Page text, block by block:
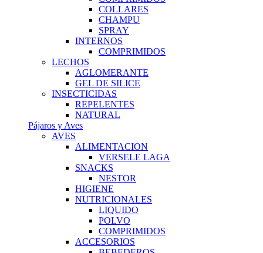
COLLARES
CHAMPU
SPRAY
INTERNOS
COMPRIMIDOS
LECHOS
AGLOMERANTE
GEL DE SILICE
INSECTICIDAS
REPELENTES
NATURAL
Pájaros y Aves
AVES
ALIMENTACION
VERSELE LAGA
SNACKS
NESTOR
HIGIENE
NUTRICIONALES
LIQUIDO
POLVO
COMPRIMIDOS
ACCESORIOS